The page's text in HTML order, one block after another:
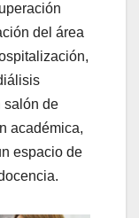
del área
salón de
académica,
espacio de